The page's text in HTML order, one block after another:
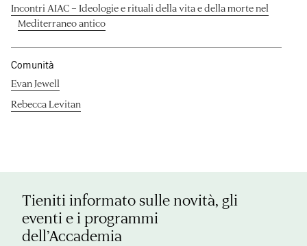
Incontri AIAC – Ideologie e rituali della vita e della morte nel
Mediterraneo antico
Comunità
Evan Jewell
Rebecca Levitan
Tieniti informato sulle novità, gli
eventi e i programmi
dell’Accademia